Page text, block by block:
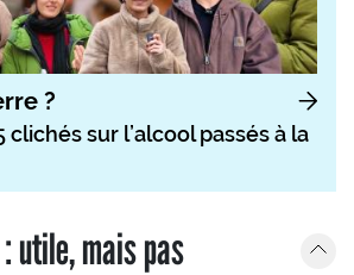
?
clichés sur l’alcool passés à la
utile, mais pas